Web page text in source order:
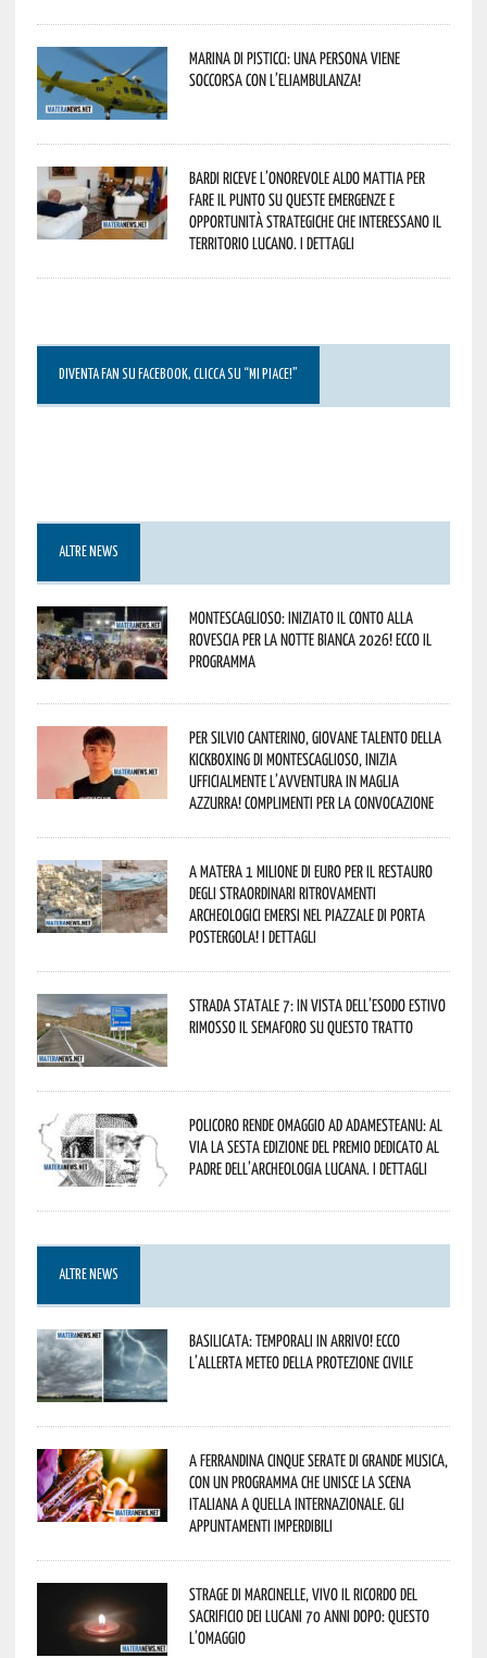
Marina di Pisticci: una persona viene
soccorsa con l’eliambulanza!
Bardi riceve l’onorevole Aldo Mattia per
fare il punto su queste emergenze e
opportunità strategiche che interessano il
territorio lucano. I dettagli
DIVENTA FAN SU FACEBOOK, CLICCA SU “MI PIACE!”
ALTRE NEWS
Montescaglioso: iniziato il conto alla
rovescia per la Notte Bianca 2026! Ecco il
programma
Per Silvio Canterino, giovane talento della
kickboxing di Montescaglioso, inizia
ufficialmente l’avventura in maglia
azzurra! Complimenti per la convocazione
A Matera 1 milione di euro per il restauro
degli straordinari ritrovamenti
archeologici emersi nel piazzale di Porta
Postergola! I dettagli
Strada statale 7: in vista dell’esodo estivo
rimosso il semaforo su questo tratto
Policoro rende omaggio ad Adamesteanu: al
via la sesta edizione del Premio dedicato al
padre dell’archeologia lucana. I dettagli
ALTRE NEWS
Basilicata: temporali in arrivo! Ecco
l’allerta meteo della Protezione civile
A Ferrandina cinque serate di grande musica,
con un programma che unisce la scena
italiana a quella internazionale. Gli
appuntamenti imperdibili
Strage di Marcinelle, vivo il ricordo del
sacrificio dei lucani 70 anni dopo: questo
l’omaggio